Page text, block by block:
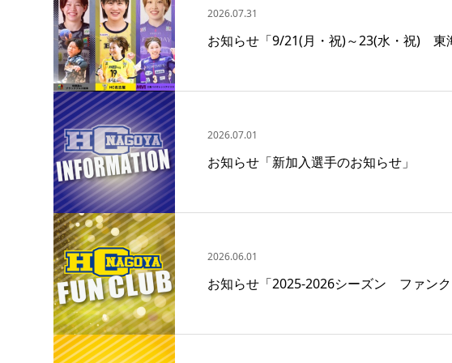
2026.07.31
お知らせ「9/21(月・祝)～23(水・祝) 東
2026.07.01
お知らせ「新加入選手のお知らせ」
2026.06.01
お知らせ「2025‐2026シーズン ファン